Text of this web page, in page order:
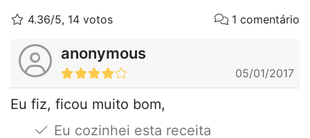
4.36/5, 14 votos 1 comentário
anonymous
05/01/2017
Eu fiz, ficou muito bom,
Eu cozinhei esta receita